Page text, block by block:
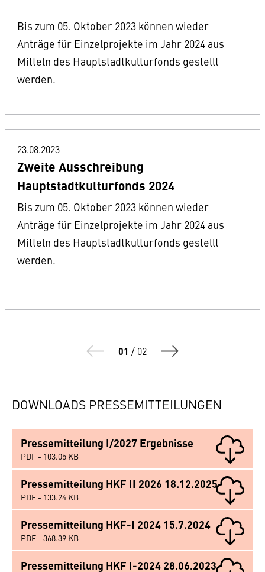
Bis zum 05. Oktober 2023 können wieder
Anträge für Einzelprojekte im Jahr 2024 aus
Mitteln des Hauptstadtkulturfonds gestellt
werden.
23.08.2023
Zweite Ausschreibung
Hauptstadtkulturfonds 2024
Bis zum 05. Oktober 2023 können wieder
Anträge für Einzelprojekte im Jahr 2024 aus
Mitteln des Hauptstadtkulturfonds gestellt
werden.
01 / 02
DOWNLOADS PRESSEMITTEILUNGEN
Pressemitteilung I/2027 Ergebnisse
PDF - 103.05 KB
Pressemitteilung HKF II 2026 18.12.2025
PDF - 133.24 KB
Pressemitteilung HKF-I 2024 15.7.2024
PDF - 368.39 KB
Pressemitteilung HKF I-2024 28.06.2023